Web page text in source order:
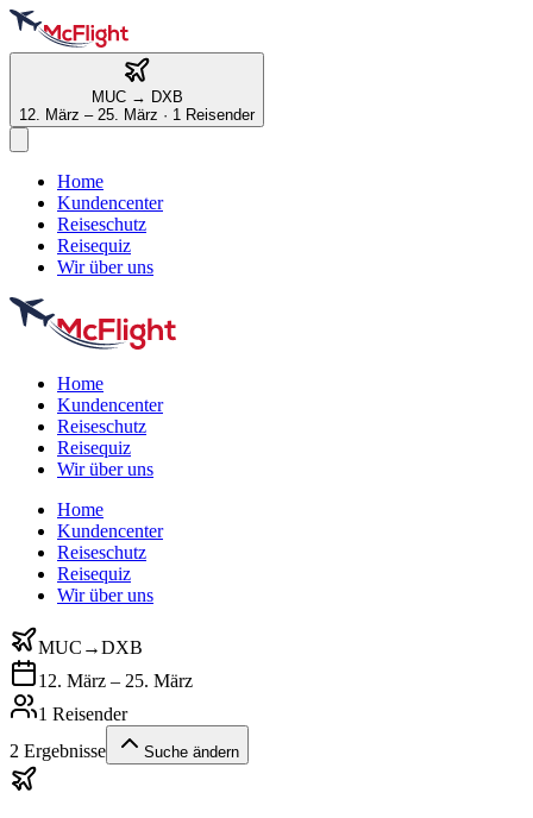
MUC→ DXB
12. März – 25. März · 1 Reisender
Home
Kundencenter
Reiseschutz
Reisequiz
Wir über uns
Home
Kundencenter
Reiseschutz
Reisequiz
Wir über uns
Home
Kundencenter
Reiseschutz
Reisequiz
Wir über uns
MUC →DXB
12. März – 25. März
1 Reisender
2 Ergebnisse Suche ändern